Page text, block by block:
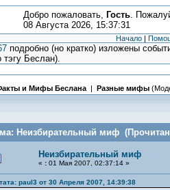
Добро пожаловать, Гость.
08 Августа 2026, 15:37:31
Начало |
подробно (но кратко) изложены
Беслан).
и Мифы Беслана| Разные мифы
Неизбирательный миф
Неизбирательный миф
« :01 Мая 2007, 02:37:14 »
paul3 от 30 Апреля 2007, 14:39:38